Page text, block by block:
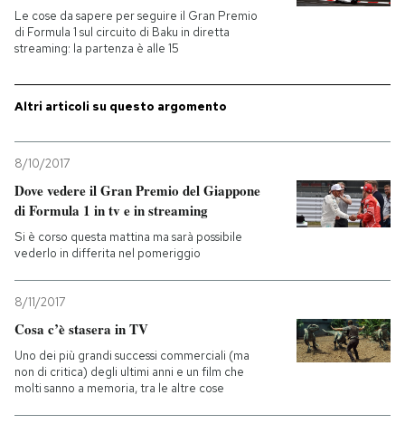
Le cose da sapere per seguire il Gran Premio
di Formula 1 sul circuito di Baku in diretta
streaming: la partenza è alle 15
Altri articoli su questo argomento
8/10/2017
Dove vedere il Gran Premio del Giappone
di Formula 1 in tv e in streaming
Si è corso questa mattina ma sarà possibile
vederlo in differita nel pomeriggio
8/11/2017
Cosa c’è stasera in TV
Uno dei più grandi successi commerciali (ma
non di critica) degli ultimi anni e un film che
molti sanno a memoria, tra le altre cose